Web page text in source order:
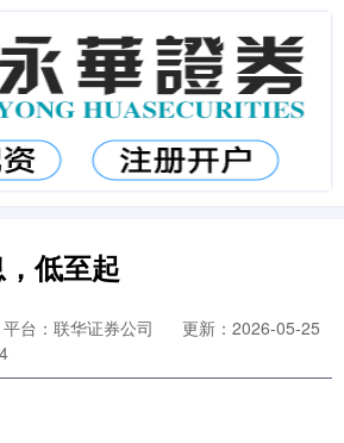
低至起
平台：联华证券公司
更新：2026-05-25